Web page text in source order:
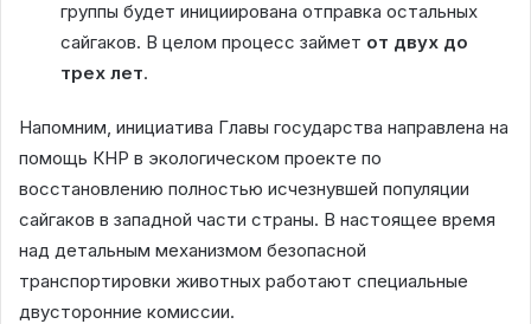
группы будет инициирована отправка остальных
сайгаков. В целом процесс займет от двух до
трех лет.
Напомним, инициатива Главы государства направлена на
помощь КНР в экологическом проекте по
восстановлению полностью исчезнувшей популяции
сайгаков в западной части страны. В настоящее время
над детальным механизмом безопасной
транспортировки животных работают специальные
двусторонние комиссии.